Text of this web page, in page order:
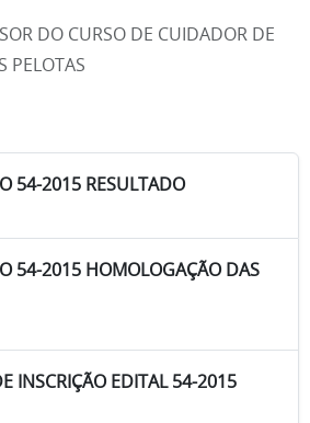
DO CURSO DE CUIDADOR DE
PELOTAS
54-2015 RESULTADO
54-2015 HOMOLOGAÇÃO DAS
INSCRIÇÃO EDITAL 54-2015